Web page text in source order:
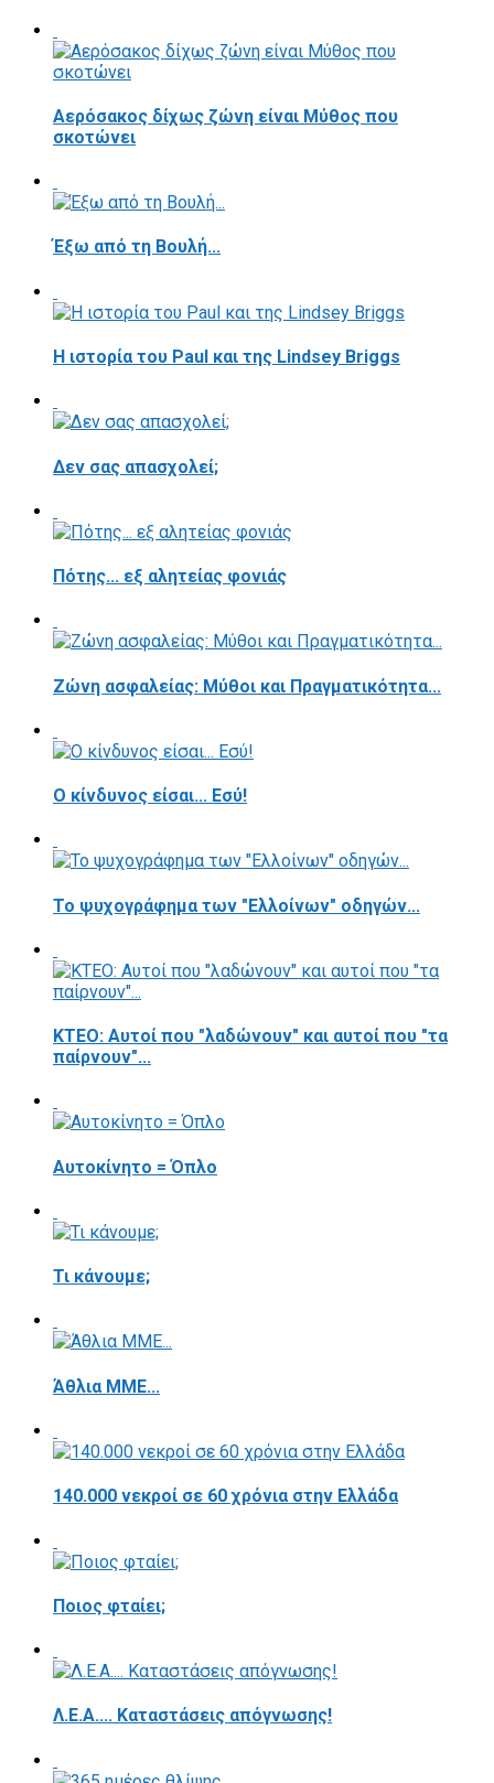
Αερόσακος δίχως ζώνη είναι Μύθος που
σκοτώνει
Έξω από τη Βουλή...
Η ιστορία του Paul και της Lindsey Briggs
Δεν σας απασχολεί;
Πότης... εξ αλητείας φονιάς
Ζώνη ασφαλείας: Μύθοι και Πραγματικότητα...
Ο κίνδυνος είσαι... Εσύ!
Το ψυχογράφημα των "Ελλοίνων" οδηγών...
ΚΤΕΟ: Αυτοί που "λαδώνουν" και αυτοί που "τα
παίρνουν"...
Αυτοκίνητο = Όπλο
Τι κάνουμε;
Άθλια ΜΜΕ...
140.000 νεκροί σε 60 χρόνια στην Ελλάδα
Ποιος φταίει;
Λ.Ε.Α.... Καταστάσεις απόγνωσης!